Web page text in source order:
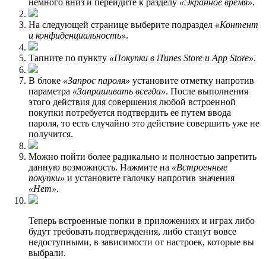
немного вниз и перейдите к разделу «Экранное время».
На следующей странице выберите подраздел «Контент
и конфиденциальность».
Тапните по пункту «Покупки в iTunes Store и App Store».
В блоке «Запрос пароля» установите отметку напротив
параметра «Запрашивать всегда». После выполнения
этого действия для совершения любой встроенной
покупки потребуется подтвердить ее путем ввода
пароля, то есть случайно это действие совершить уже не
получится.
Можно пойти более радикально и полностью запретить
данную возможность. Нажмите на «Встроенные
покупки» и установите галочку напротив значения
«Нет».
Теперь встроенные попки в приложениях и играх либо
будут требовать подтверждения, либо станут вовсе
недоступными, в зависимости от настроек, которые вы
выбрали.